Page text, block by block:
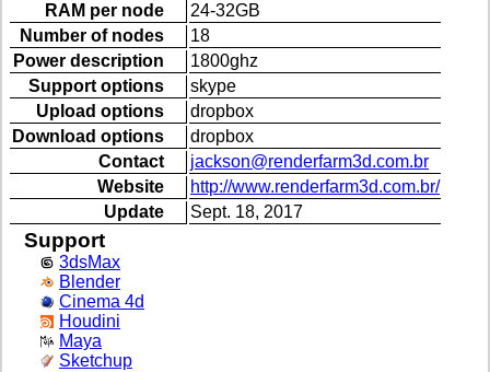
RAM per node
24-32GB
Number of nodes
18
Power description
1800ghz
Support options
skype
Upload options
dropbox
Download options
dropbox
Contact
jackson@renderfarm3d.com.br
Website
http://www.renderfarm3d.com.br/
Update
Sept. 18, 2017
Support
3dsMax
Blender
Cinema 4d
Houdini
Maya
Sketchup